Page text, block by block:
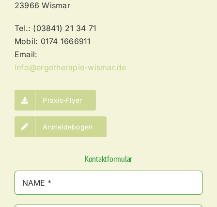
23966 Wismar
Tel.: (03841) 21 34 71
Mobil: 0174 1666911
Email:
info@ergotherapie-wismar.de
Praxis-Flyer
Anmeldebogen
Kontaktformular